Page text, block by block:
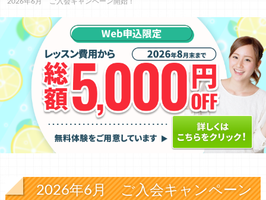
2026年6月 ご入会キャンペーン